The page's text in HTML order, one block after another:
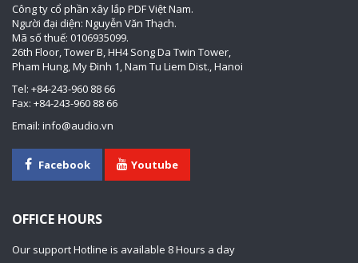
Công ty cổ phần xây lắp PDF Việt Nam.
Người đại diện: Nguyễn Văn Thạch.
Mã số thuế: 0106935099.
26th Floor, Tower B, HH4 Song Da Twin Tower,
Pham Hung, My Đinh 1, Nam Tu Liem Dist., Hanoi
Tel: +84-243-960 88 66
Fax: +84-243-960 88 66
Email: info@audio.vn
Facebook Youtube
OFFICE HOURS
Our support Hotline is available 8 Hours a day